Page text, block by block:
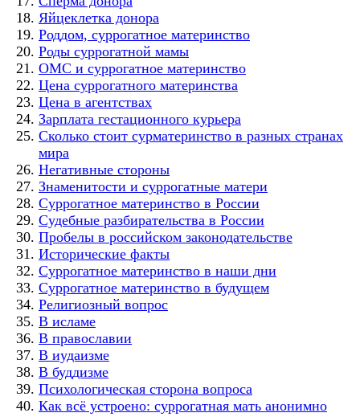
Яйцеклетка донора
Роддом, суррогатное материнство
Роды суррогатной мамы
ОМС и суррогатное материнство
Цена суррогатного материнства
Цена в агентствах
Зарплата гестационного курьера
Сколько стоит сурматеринство в разных странах
мира
Негативные стороны
Знаменитости и суррогатные матери
Суррогатное материнство в России
Судебные разбирательства в России
Пробелы в российском законодательстве
Исторические факты
Суррогатное материнство в наши дни
Суррогатное материнство в будущем
Религиозный вопрос
В исламе
В православии
В иудаизме
В буддизме
Психологическая сторона вопроса
Как всё устроено: суррогатная мать анонимно